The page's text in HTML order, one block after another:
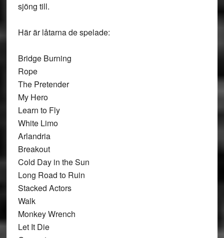
sjöng till.
Här är låtarna de spelade:
Bridge Burning
Rope
The Pretender
My Hero
Learn to Fly
White Limo
Arlandria
Breakout
Cold Day in the Sun
Long Road to Ruin
Stacked Actors
Walk
Monkey Wrench
Let It Die